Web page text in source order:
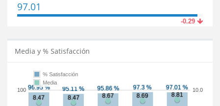
97.01
-0.29
Media y % Satisfacción
100 10.0
% Satisfacción
Media